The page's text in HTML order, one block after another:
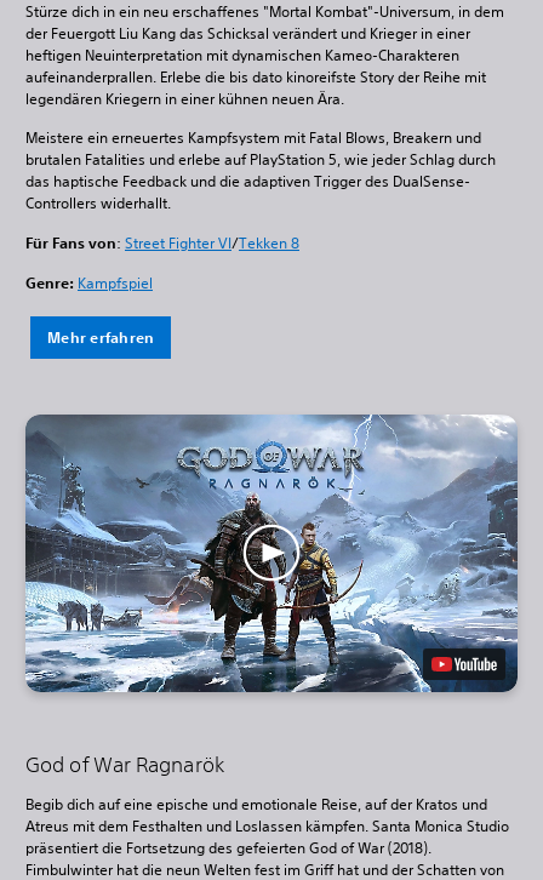
Stürze dich in ein neu erschaffenes "Mortal Kombat"-Universum, in dem
der Feuergott Liu Kang das Schicksal verändert und Krieger in einer
heftigen Neuinterpretation mit dynamischen Kameo-Charakteren
aufeinanderprallen. Erlebe die bis dato kinoreifste Story der Reihe mit
legendären Kriegern in einer kühnen neuen Ära.
Meistere ein erneuertes Kampfsystem mit Fatal Blows, Breakern und
brutalen Fatalities und erlebe auf PlayStation 5, wie jeder Schlag durch
das haptische Feedback und die adaptiven Trigger des DualSense-
Controllers widerhallt.
Für Fans von: Street Fighter VI/Tekken 8
Genre: Kampfspiel
Mehr erfahren
God of War Ragnarök
Begib dich auf eine epische und emotionale Reise, auf der Kratos und
Atreus mit dem Festhalten und Loslassen kämpfen. Santa Monica Studio
präsentiert die Fortsetzung des gefeierten God of War (2018).
Fimbulwinter hat die neun Welten fest im Griff hat und der Schatten von